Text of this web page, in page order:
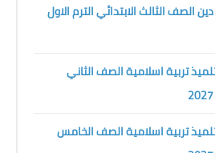
الصف الثالث الابتدائي الترم الاول
تربية اسلامية الصف الثاني
تربية اسلامية الصف الخامس